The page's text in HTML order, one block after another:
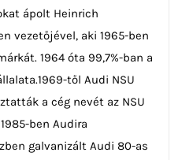
ápolt Heinrich
vezetőjével, aki 1965-ben
1964 óta 99,7%-ban a
től Audi NSU
a cég nevét az NSU
ben Audira
galvanizált Audi 80-as